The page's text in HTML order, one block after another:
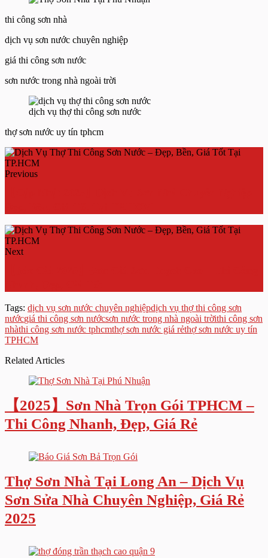
thi công sơn nhà
dịch vụ sơn nước chuyên nghiệp
giá thi công sơn nước
sơn nước trong nhà ngoài trời
dịch vụ thợ thi công sơn nước
thợ sơn nước uy tín tphcm
Previous
Next
Tags: dịch vụ sơn nước chuyên nghiệpdịch vụ thợ thi công sơn
nướcgiá thi công sơn nướcsơn nước trong nhà ngoài trờithi công sơn
nhàthi công sơn nước tphcmthợ sơn nước giá rẻthợ sơn nước uy tín
TPHCM
Related Articles
【2025】Sơn Nhà Trọn Gói TPHCM –
Thi Công Nhanh, Đẹp, Giá Rẻ
Thợ Sơn Nhà Tại Long An – Dịch Vụ
Sơn Sửa Nhà Chuyên Nghiệp, Giá Rẻ
2025